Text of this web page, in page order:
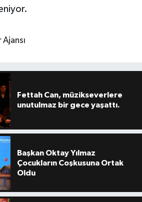
Ajansı
Fettah Can, müzikseverlere
unutulmaz bir gece yaşattı.
Başkan Oktay Yılmaz
Çocukların Coşkusuna Ortak
Oldu